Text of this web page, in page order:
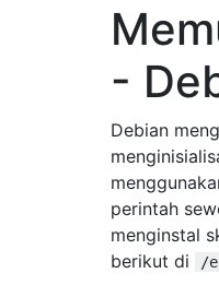
-
Debian
perintah
menginstal
berikut di
/